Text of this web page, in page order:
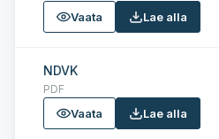
Vaata Lae alla
NDVK
PDF
Vaata Lae alla